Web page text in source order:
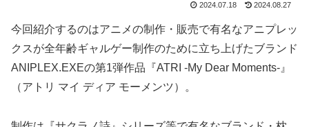
2024.07.18 2024.08.27
今回紹介するのはアニメの制作・販売で有名なアニプレッ
クスが全年齢ギャルゲー制作のために立ち上げたブランド
ANIPLEX.EXEの第1弾作品『ATRI -My Dear Moments-』
（アトリ マイ ディア モーメンツ）。